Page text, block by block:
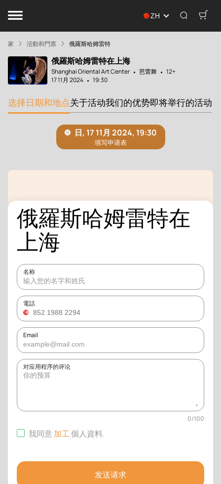
ZH
家 活動和門票 俄羅斯哈姆雷特
俄羅斯哈姆雷特在上海
Shanghai Oriental Art Center 芭蕾舞
12+
17 11月 2024
19:30
选择日期和地点关于活动我们的优势即将举行的活动
俄羅斯哈姆雷特在
上海
名称
電話
Email
对应用程序的评论
0/100
我同意加工個人資料.
发送请求